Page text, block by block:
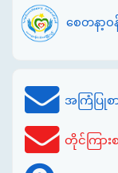
စေတနာ့ဝ
အကြံပြုစ
တိုင်ကြား